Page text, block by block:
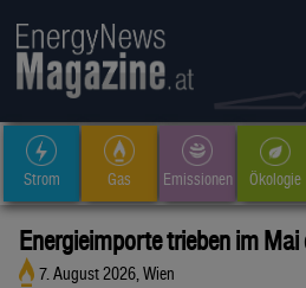
Strom Gas Emissionen Ökologie
Energieimporte trieben im Mai
7. August 2026, Wien